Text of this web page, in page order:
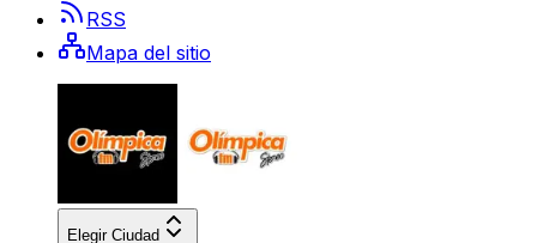
RSS
Mapa del sitio
Elegir Ciudad